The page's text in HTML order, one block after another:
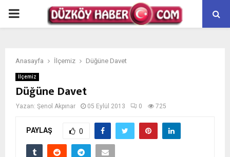
PRIMARY
Anasayfa İlçemiz Düğüne Davet
İlçemiz
Düğüne Davet
Yazan: Şenol Akpınar 05 Eylül 2013 0 725
PAYLAŞ 0